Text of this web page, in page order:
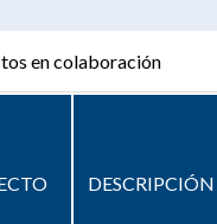
en colaboración
DESCRIPCIÓN